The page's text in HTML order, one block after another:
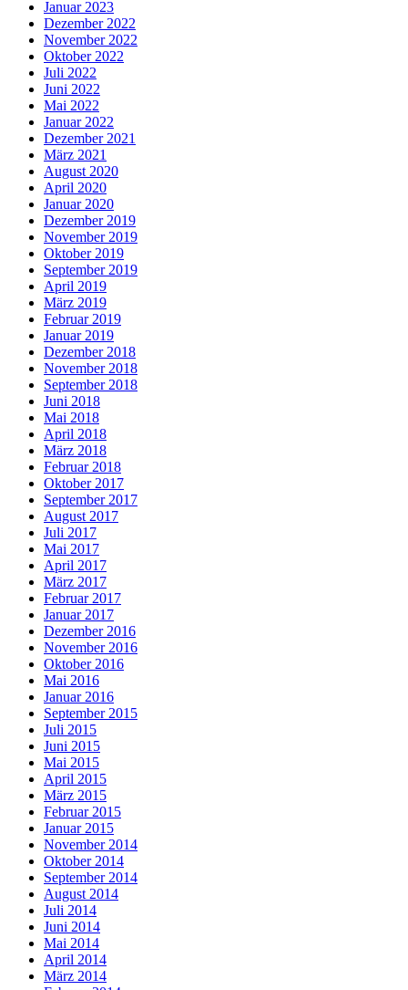
Januar 2023
Dezember 2022
November 2022
Oktober 2022
Juli 2022
Juni 2022
Mai 2022
Januar 2022
Dezember 2021
März 2021
August 2020
April 2020
Januar 2020
Dezember 2019
November 2019
Oktober 2019
September 2019
April 2019
März 2019
Februar 2019
Januar 2019
Dezember 2018
November 2018
September 2018
Juni 2018
Mai 2018
April 2018
März 2018
Februar 2018
Oktober 2017
September 2017
August 2017
Juli 2017
Mai 2017
April 2017
März 2017
Februar 2017
Januar 2017
Dezember 2016
November 2016
Oktober 2016
Mai 2016
Januar 2016
September 2015
Juli 2015
Juni 2015
Mai 2015
April 2015
März 2015
Februar 2015
Januar 2015
November 2014
Oktober 2014
September 2014
August 2014
Juli 2014
Juni 2014
Mai 2014
April 2014
März 2014